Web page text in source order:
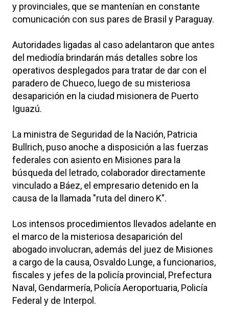
y provinciales, que se mantenían en constante
comunicación con sus pares de Brasil y Paraguay.
Autoridades ligadas al caso adelantaron que antes
del mediodía brindarán más detalles sobre los
operativos desplegados para tratar de dar con el
paradero de Chueco, luego de su misteriosa
desaparición en la ciudad misionera de Puerto
Iguazú.
La ministra de Seguridad de la Nación, Patricia
Bullrich, puso anoche a disposición a las fuerzas
federales con asiento en Misiones para la
búsqueda del letrado, colaborador directamente
vinculado a Báez, el empresario detenido en la
causa de la llamada "ruta del dinero K".
Los intensos procedimientos llevados adelante en
el marco de la misteriosa desaparición del
abogado involucran, además del juez de Misiones
a cargo de la causa, Osvaldo Lunge, a funcionarios,
fiscales y jefes de la policía provincial, Prefectura
Naval, Gendarmería, Policía Aeroportuaria, Policía
Federal y de Interpol.